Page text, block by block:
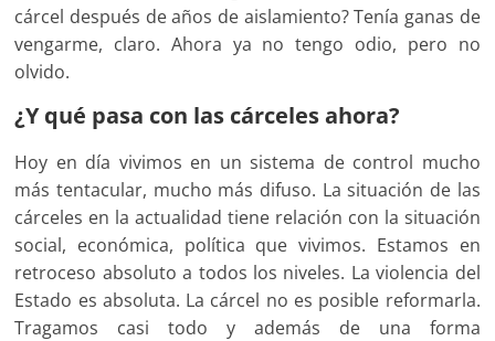
cárcel después de años de aislamiento? Tenía ganas de
vengarme, claro. Ahora ya no tengo odio, pero no
olvido.
¿Y qué pasa con las cárceles ahora?
Hoy en día vivimos en un sistema de control mucho
más tentacular, mucho más difuso. La situación de las
cárceles en la actualidad tiene relación con la situación
social, económica, política que vivimos. Estamos en
retroceso absoluto a todos los niveles. La violencia del
Estado es absoluta. La cárcel no es posible reformarla.
Tragamos casi todo y además de una forma